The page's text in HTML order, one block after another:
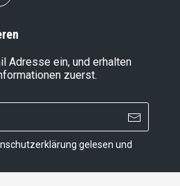
Adresse ein, und erhalten
zuerst.
gelesen und